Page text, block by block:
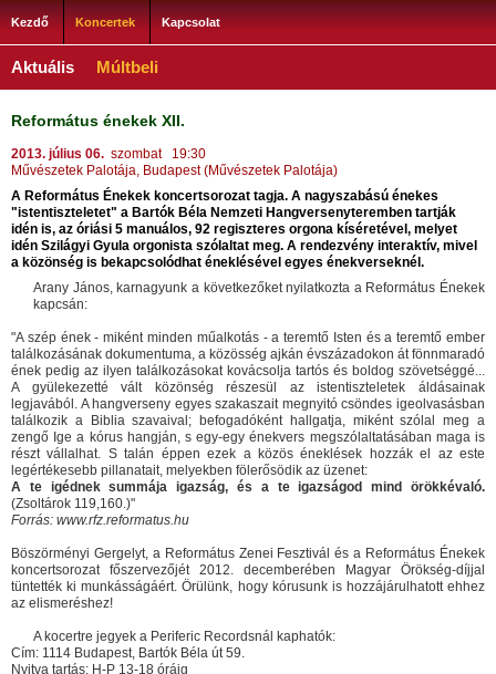
Kezdő Koncertek Kapcsolat
Aktuális Múltbeli
Református énekek XII.
2013. július 06. szombat 19:30
Művészetek Palotája, Budapest (Művészetek Palotája)
A Református Énekek koncertsorozat tagja. A nagyszabású énekes
"istentiszteletet" a Bartók Béla Nemzeti Hangversenyteremben tartják
idén is, az óriási 5 manuálos, 92 regiszteres orgona kíséretével, melyet
idén Szilágyi Gyula orgonista szólaltat meg. A rendezvény interaktív, mivel
a közönség is bekapcsolódhat éneklésével egyes énekverseknél.
Arany János, karnagyunk a következőket nyilatkozta a Református Énekek
kapcsán:
"A szép ének - miként minden műalkotás - a teremtő Isten és a teremtő ember
találkozásának dokumentuma, a közösség ajkán évszázadokon át fönnmaradó
ének pedig az ilyen találkozásokat kovácsolja tartós és boldog szövetséggé...
A gyülekezetté vált közönség részesül az istentiszteletek áldásainak
legjavából. A hangverseny egyes szakaszait megnyitó csöndes igeolvasásban
találkozik a Biblia szavaival; befogadóként hallgatja, miként szólal meg a
zengő Ige a kórus hangján, s egy-egy énekvers megszólaltatásában maga is
részt vállalhat. S talán éppen ezek a közös éneklések hozzák el az este
legértékesebb pillanatait, melyekben fölerősödik az üzenet:
A te igédnek summája igazság, és a te igazságod mind örökkévaló.
(Zsoltárok 119,160.)"
Forrás: www.rfz.reformatus.hu
Böszörményi Gergelyt, a Református Zenei Fesztivál és a Református Énekek
koncertsorozat főszervezőjét 2012. decemberében Magyar Örökség-díjjal
tüntették ki munkásságáért. Örülünk, hogy kórusunk is hozzájárulhatott ehhez
az elismeréshez!
A kocertre jegyek a Periferic Recordsnál kaphatók:
Cím: 1114 Budapest, Bartók Béla út 59.
Nyitva tartás: H-P 13-18 óráig